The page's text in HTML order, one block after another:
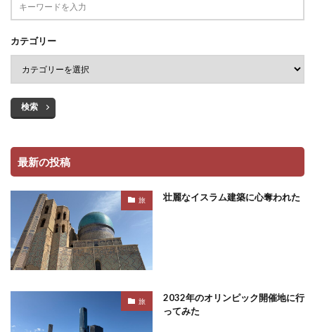
カテゴリー
検索
最新の投稿
旅 壮麗なイスラム建築に心奪われた
旅
2032年のオリンピック開催地に行
ってみた